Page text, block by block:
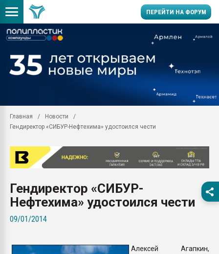
ПЕРЕЙТИ НА ФОРУМ
производство SPC
заводу пластмасс"
Подмосковье, Москва
28.07.2026
28.07.2026
Главная
Новости
Гендиректор «СИБУР-Нефтехима» удостоился чести
Гендиректор «СИБУР-
Нефтехима» удостоился чести
09/01/2014
Алексей Агапкин,